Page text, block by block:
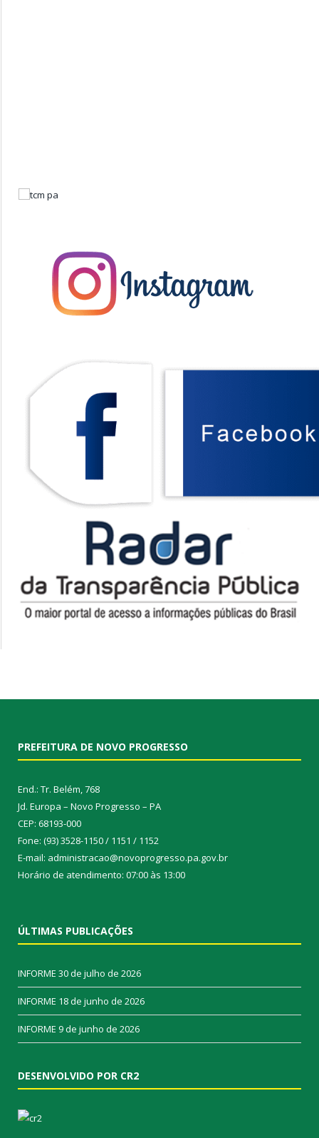
PREFEITURA DE NOVO PROGRESSO
End.: Tr. Belém, 768
Jd. Europa – Novo Progresso – PA
CEP: 68193-000
Fone: (93) 3528-1150 / 1151 / 1152
E-mail: administracao@novoprogresso.pa.gov.br
Horário de atendimento: 07:00 às 13:00
ÚLTIMAS PUBLICAÇÕES
INFORME 30 de julho de 2026
INFORME 18 de junho de 2026
INFORME 9 de junho de 2026
DESENVOLVIDO POR CR2